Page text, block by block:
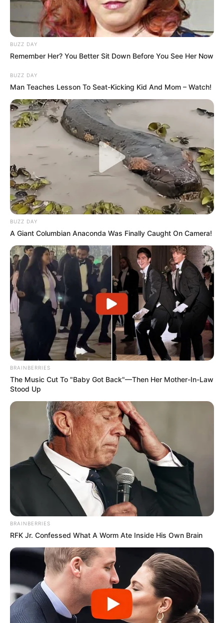
BUZZ DAY
Remember Her? You Better Sit Down Before You See Her Now
BUZZ DAY
Man Teaches Lesson To Seat-Kicking Kid And Mom – Watch!
BUZZ DAY
A Giant Columbian Anaconda Was Finally Caught On Camera!
BRAINBERRIES
The Music Cut To "Baby Got Back"—Then Her Mother-In-Law
Stood Up
BRAINBERRIES
RFK Jr. Confessed What A Worm Ate Inside His Own Brain